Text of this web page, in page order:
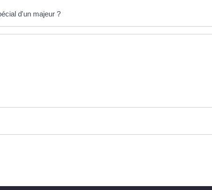
d'un majeur ?